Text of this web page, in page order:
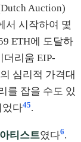
Auction)
서 시작하여 몇
ETH에 도달하
더리움 EIP-
심리적 가격대
를 잡을 수도 있
었다45.
티스트였다6.